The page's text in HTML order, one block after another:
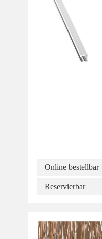
Online bestellbar
Reservierbar